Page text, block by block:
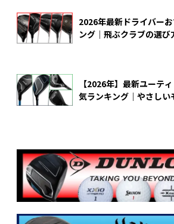
2026年最新ドライバー
ング｜飛ぶクラブの選び
【2026年】最新ユーテ
気ランキング｜やさしい